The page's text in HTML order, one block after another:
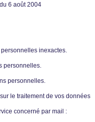
6 août 2004
inexactes.
personnelles.
personnelles.
le traitement de vos données
concerné par mail :